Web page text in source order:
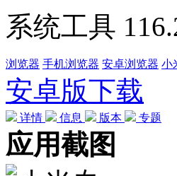
系统工具
浏览器 手机浏览器 安卓浏览器 小
安卓版下载
详情 信息 版本 专题
应用截图